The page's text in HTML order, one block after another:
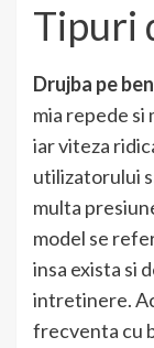
Tipuri
Drujba pe
mia repede
iar viteza
utilizatorului
multa
model se
insa exista si
intretinere.
frecventa cu